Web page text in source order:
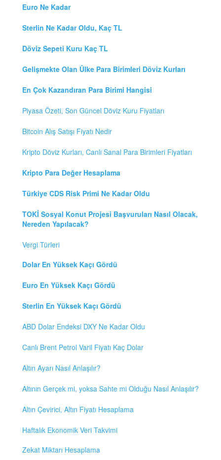
Euro Ne Kadar
Sterlin Ne Kadar Oldu, Kaç TL
Döviz Sepeti Kuru Kaç TL
Gelişmekte Olan Ülke Para Birimleri Döviz Kurları
En Çok Kazandıran Para Birimi Hangisi
Piyasa Özeti, Son Güncel Döviz Kuru Fiyatları
Bitcoin Alış Satışı Fiyatı Nedir
Kripto Döviz Kurları, Canlı Sanal Para Birimleri Fiyatları
Kripto Para Değer Hesaplama
Türkiye CDS Risk Primi Ne Kadar Oldu
TOKİ Sosyal Konut Projesi Başvuruları Nasıl Olacak,
Nereden Yapılacak?
Vergi Türleri
Dolar En Yüksek Kaçı Gördü
Euro En Yüksek Kaçı Gördü
Sterlin En Yüksek Kaçı Gördü
ABD Dolar Endeksi DXY Ne Kadar Oldu
Canlı Brent Petrol Varil Fiyatı Kaç Dolar
Altın Ayarı Nasıl Anlaşılır?
Altının Gerçek mi, yoksa Sahte mi Olduğu Nasıl Anlaşılır?
Altın Çevirici, Altın Fiyatı Hesaplama
Haftalık Ekonomik Veri Takvimi
Zekat Miktarı Hesaplama